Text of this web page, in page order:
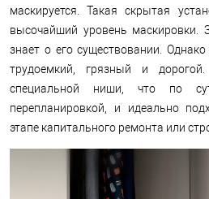
маскируется. Такая скрытая
высочайший уровень маскировки.
знает о его существовании.
трудоемкий, грязный и
специальной ниши, что по
перепланировкой, и идеально
этапе капитального ремонта или